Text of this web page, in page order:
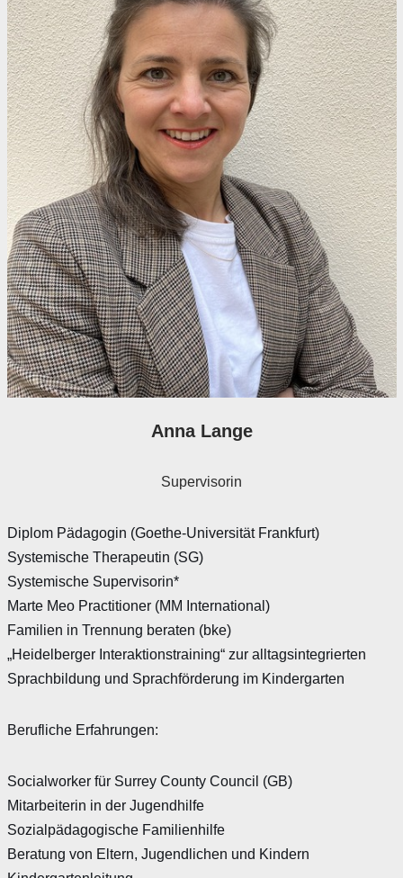
Anna Lange
Supervisorin
Diplom Pädagogin (Goethe-Universität Frankfurt)
Systemische Therapeutin (SG)
Systemische Supervisorin*
Marte Meo Practitioner (MM International)
Familien in Trennung beraten (bke)
„Heidelberger Interaktionstraining“ zur alltagsintegrierten
Sprachbildung und Sprachförderung im Kindergarten
Berufliche Erfahrungen:
Socialworker für Surrey County Council (GB)
Mitarbeiterin in der Jugendhilfe
Sozialpädagogische Familienhilfe
Beratung von Eltern, Jugendlichen und Kindern